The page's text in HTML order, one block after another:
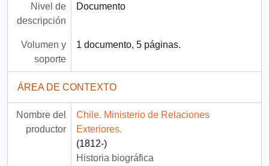
Nivel de
descripción
Documento
Volumen y
soporte
1 documento, 5 páginas.
ÁREA DE CONTEXTO
Nombre del
productor
Chile. Ministerio de Relaciones
Exteriores.
(1812-)
Historia biográfica